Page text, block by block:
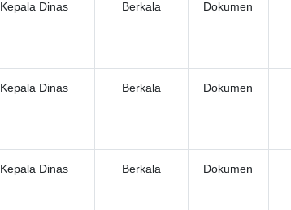
Kepala Dinas Berkala Dokumen
Kepala Dinas Berkala Dokumen
Kepala Dinas Berkala Dokumen